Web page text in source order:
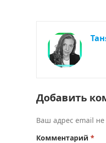
Добавить
Ваш адрес email не
Комментарий *